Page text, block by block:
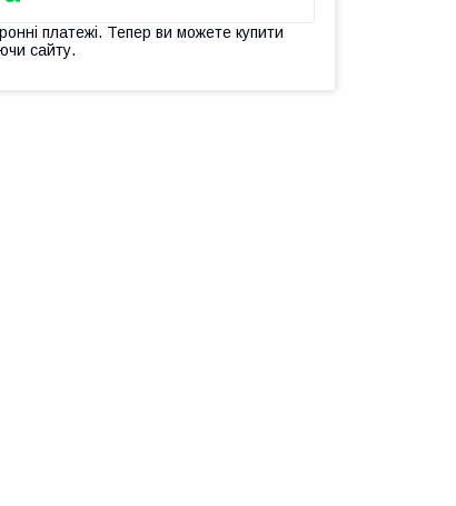
платежі. Тепер ви можете купити
сайту.